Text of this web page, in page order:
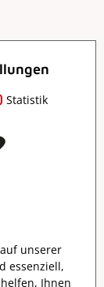
Statistik
unserer
essenziell,
Ihnen